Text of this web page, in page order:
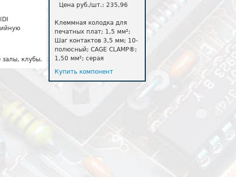
залы, клубы.
Цена руб./шт.: 235,96
Клеммная колодка для
печатных плат; 1,5 мм²;
Шаг контактов 3,5 мм; 10-
полюсный; CAGE CLAMP®;
1,50 мм²; серая
Купить компонент